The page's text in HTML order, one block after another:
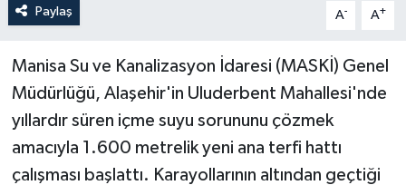
Paylaş A- A+
Manisa Su ve Kanalizasyon İdaresi (MASKİ) Genel
Müdürlüğü, Alaşehir'in Uluderbent Mahallesi'nde
yıllardır süren içme suyu sorununu çözmek
amacıyla 1.600 metrelik yeni ana terfi hattı
çalışması başlattı. Karayollarının altından geçtiği